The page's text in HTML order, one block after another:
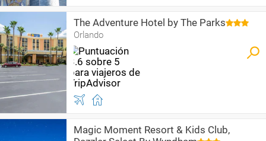
The Adventure Hotel by The Parks
Orlando
Magic Moment Resort & Kids Club,